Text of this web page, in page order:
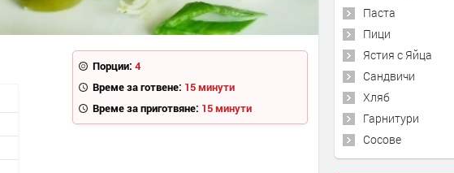
Порции: 4
Време за готвене: 15 минути
Време за приготвяне: 15 минути
Паста
Пици
Ястия с Яйца
Сандвичи
Хляб
Гарнитури
Сосове